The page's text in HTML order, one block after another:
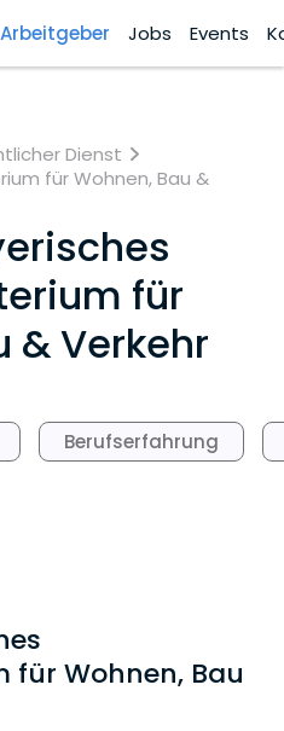
Arbeitgeber Jobs Events
Dienst
für Wohnen, Bau &
für
& Verkehr
Berufserfahrung
für Wohnen, Bau